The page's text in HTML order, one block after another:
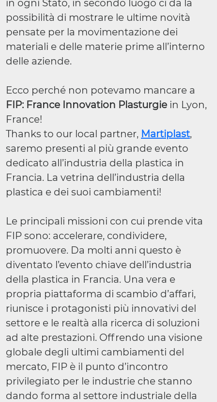
in ogni Stato, in secondo luogo ci da la
possibilità di mostrare le ultime novità
pensate per la movimentazione dei
materiali e delle materie prime all’interno
delle aziende.
Ecco perché non potevamo mancare a
FIP: France Innovation Plasturgie in Lyon,
France!
Thanks to our local partner, Martiplast,
saremo presenti al più grande evento
dedicato all’industria della plastica in
Francia. La vetrina dell’industria della
plastica e dei suoi cambiamenti!
Le principali missioni con cui prende vita
FIP sono: accelerare, condividere,
promuovere. Da molti anni questo è
diventato l’evento chiave dell’industria
della plastica in Francia. Una vera e
propria piattaforma di scambio d’affari,
riunisce i protagonisti più innovativi del
settore e le realtà alla ricerca di soluzioni
ad alte prestazioni. Offrendo una visione
globale degli ultimi cambiamenti del
mercato, FIP è il punto d’incontro
privilegiato per le industrie che stanno
dando forma al settore industriale della